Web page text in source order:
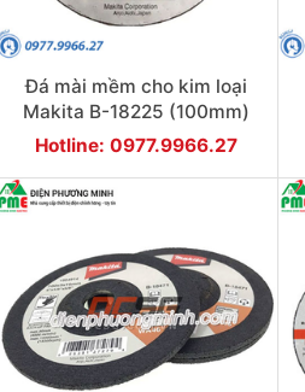
Đá mài mềm cho kim loại
Makita B-18225 (100mm)
Hotline: 0977.9966.27